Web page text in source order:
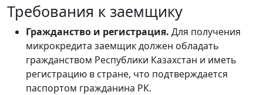
Требования к заемщику
Гражданство и регистрация. Для получения
микрокредита заемщик должен обладать
гражданством Республики Казахстан и иметь
регистрацию в стране, что подтверждается
паспортом гражданина РК.